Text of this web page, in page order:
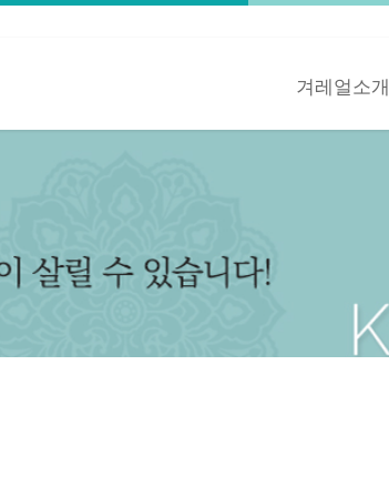
겨레얼소개